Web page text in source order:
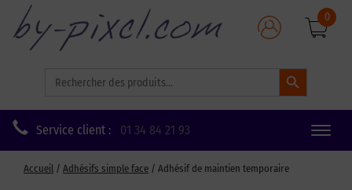
for:
Search Button
0
Service client : 01 34 84 21 93
Toggle
Accueil / Adhésifs simple face / Adhésif de maintien temporaire